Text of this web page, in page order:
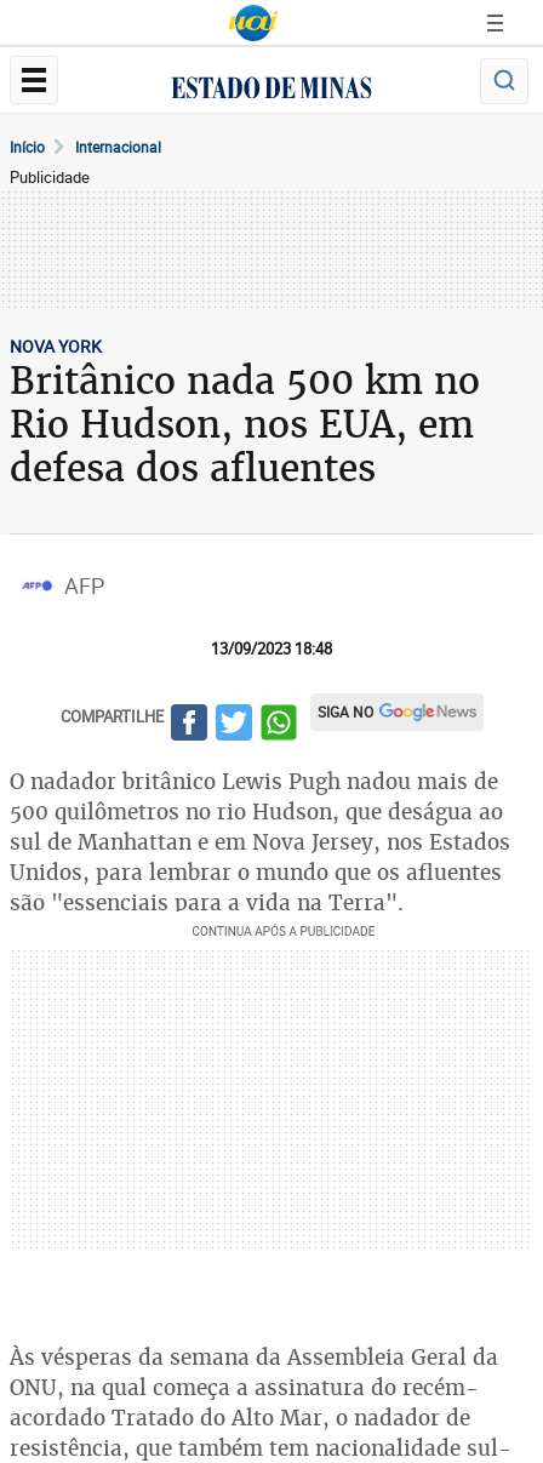
Início Internacional
Publicidade
NOVA YORK
Britânico nada 500 km no
Rio Hudson, nos EUA, em
defesa dos afluentes
AFP
13/09/2023 18:48
COMPARTILHE SIGA NO
O nadador britânico Lewis Pugh nadou mais de
500 quilômetros no rio Hudson, que deságua ao
sul de Manhattan e em Nova Jersey, nos Estados
Unidos, para lembrar o mundo que os afluentes
são "essenciais para a vida na Terra".
Às vésperas da semana da Assembleia Geral da
ONU, na qual começa a assinatura do recém-
acordado Tratado do Alto Mar, o nadador de
resistência, que também tem nacionalidade sul-